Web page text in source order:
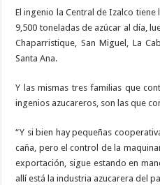
El ingenio la Central de Izalco
9,500 toneladas de azúcar al día,
Chaparristique, San Miguel, La
Santa Ana.
Y las mismas tres familias que
ingenios azucareros, son las que
“Y si bien hay pequeñas
caña, pero el control de la
exportación, sigue estando en
allí está la industria azucarera del